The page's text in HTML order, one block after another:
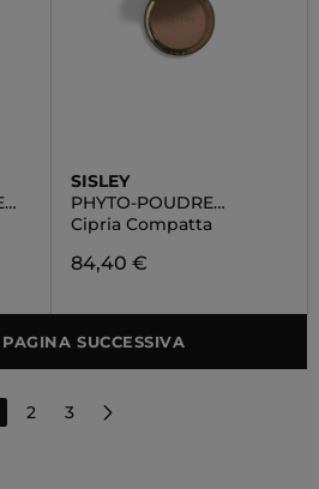
SISLEY
PHYTO-POUDRE
COMPACTE
Cipria Compatta
84,40 €
SUCCESSIVA
2 3